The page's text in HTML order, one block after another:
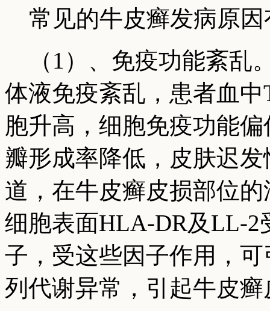
常见的牛皮癣发病原因
（1）、免疫功能紊乱
体液免疫紊乱，患者血
胞升高，细胞免疫功能
瓣形成率降低，皮肤迟
道，在牛皮癣皮损部位
细胞表面HLA-DR及LL-2
子，受这些因子作用，
列代谢异常，引起牛皮